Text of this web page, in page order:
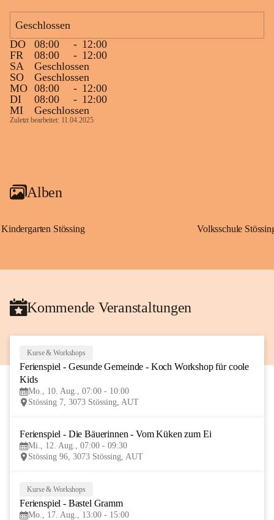
Geschlossen
DO
08:00 - 12:00
FR
08:00 - 12:00
SA
Geschlossen
SO
Geschlossen
MO 08:00 - 12:00
DI
08:00 - 12:00
MI
Geschlossen
Zuletzt bearbeitet: 11.04.2025
Alben
Kindergarten Stössing Volksschule
Kommende Veranstaltungen
AUG
Kurse & Workshops
Ferienspiel - Gesunde Gemeinde - Koch Workshop für coole
Kids
Mo., 10. Aug., 07:00 - 10:00
Stössing 7, 3073 Stössing, AUT
Ferienspiel - Die Bäuerinnen - Vom Küken zum Ei
Mi., 12. Aug., 07:00 - 09:30
Stössing 96, 3073 Stössing, AUT
Kurse & Workshops
Ferienspiel - Bastel Gramm
Mo., 17. Aug., 13:00 - 15:00